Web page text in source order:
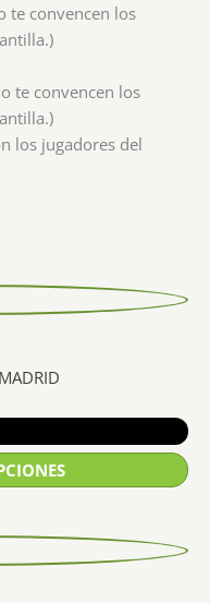
te convencen los
te convencen los
los jugadores del